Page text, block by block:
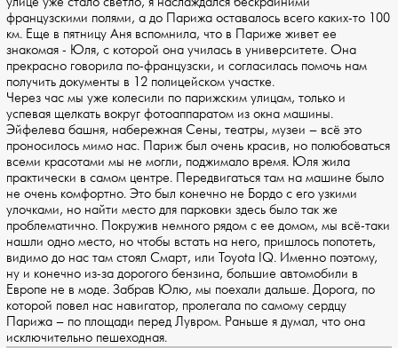
французскими полями, а до Парижа оставалось всего каких-то 100
км. Еще в пятницу Аня вспомнила, что в Париже живет ее
знакомая - Юля, с которой она училась в университете. Она
прекрасно говорила по-французски, и согласилась помочь нам
получить документы в 12 полицейском участке.
Через час мы уже колесили по парижским улицам, только и
успевая щелкать вокруг фотоаппаратом из окна машины.
Эйфелева башня, набережная Сены, театры, музеи – всё это
проносилось мимо нас. Париж был очень красив, но полюбоваться
всеми красотами мы не могли, поджимало время. Юля жила
практически в самом центре. Передвигаться там на машине было
не очень комфортно. Это был конечно не Бордо с его узкими
улочками, но найти место для парковки здесь было так же
проблематично. Покружив немного рядом с ее домом, мы всё-таки
нашли одно место, но чтобы встать на него, пришлось попотеть,
видимо до нас там стоял Смарт, или Toyota IQ. Именно поэтому,
ну и конечно из-за дорогого бензина, большие автомобили в
Европе не в моде. Забрав Юлю, мы поехали дальше. Дорога, по
которой повел нас навигатор, пролегала по самому сердцу
Парижа – по площади перед Лувром. Раньше я думал, что она
исключительно пешеходная.